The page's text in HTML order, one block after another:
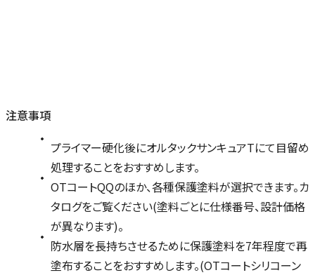
注意事項
プライマー硬化後にオルタックサンキュアTにて目留め
処理することをおすすめします。
OTコートQQのほか、各種保護塗料が選択できます。カ
タログをご覧ください(塗料ごとに仕様番号、設計価格
が異なります)。
防水層を長持ちさせるために保護塗料を7年程度で再
塗布することをおすすめします。(OTコートシリコーン